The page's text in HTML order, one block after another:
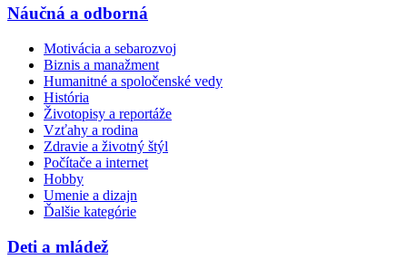
Náučná a odborná
Motivácia a sebarozvoj
Biznis a manažment
Humanitné a spoločenské vedy
História
Životopisy a reportáže
Vzťahy a rodina
Zdravie a životný štýl
Počítače a internet
Hobby
Umenie a dizajn
Ďalšie kategórie
Deti a mládež